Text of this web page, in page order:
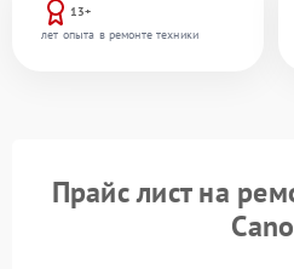
13+
лет опыта в ремонте техники
Прайс лист на